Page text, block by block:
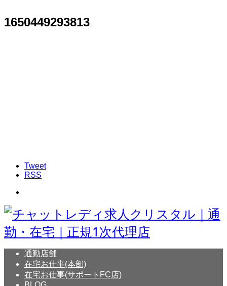
1650449293813
Tweet
RSS
通勤店舗
在宅お仕事(本部)
在宅お仕事(サポートFC店)